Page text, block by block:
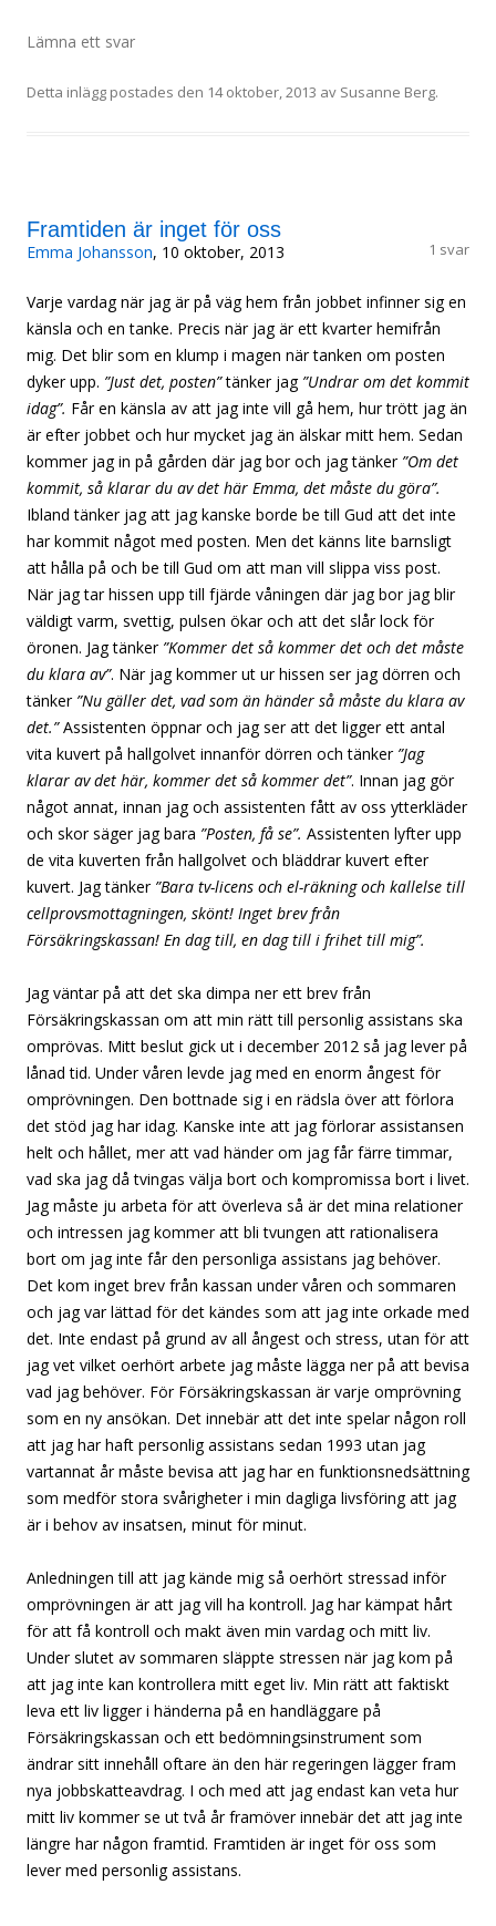
Lämna ett svar
Detta inlägg postades den 14 oktober, 2013 av Susanne Berg.
Framtiden är inget för oss
Emma Johansson, 10 oktober, 2013 1 svar
Varje vardag när jag är på väg hem från jobbet infinner sig en
känsla och en tanke. Precis när jag är ett kvarter hemifrån
mig. Det blir som en klump i magen när tanken om posten
dyker upp. ”Just det, posten”tänker jag ”Undrar om det kommit
idag”. Får en känsla av att jag inte vill gå hem, hur trött jag än
är efter jobbet och hur mycket jag än älskar mitt hem. Sedan
kommer jag in på gården där jag bor och jag tänker ”Om det
kommit, så klarar du av det här Emma, det måste du göra”.
Ibland tänker jag att jag kanske borde be till Gud att det inte
har kommit något med posten. Men det känns lite barnsligt
att hålla på och be till Gud om att man vill slippa viss post.
När jag tar hissen upp till fjärde våningen där jag bor jag blir
väldigt varm, svettig, pulsen ökar och att det slår lock för
öronen. Jag tänker ”Kommer det så kommer det och det måste
du klara av”. När jag kommer ut ur hissen ser jag dörren och
tänker ”Nu gäller det, vad som än händer så måste du klara av
det.”Assistenten öppnar och jag ser att det ligger ett antal
vita kuvert på hallgolvet innanför dörren och tänker ”Jag
klarar av det här, kommer det så kommer det”. Innan jag gör
något annat, innan jag och assistenten fått av oss ytterkläder
och skor säger jag bara ”Posten, få se”. Assistenten lyfter upp
de vita kuverten från hallgolvet och bläddrar kuvert efter
kuvert. Jag tänker ”Bara tv-licens och el-räkning och kallelse till
cellprovsmottagningen, skönt! Inget brev från
Försäkringskassan! En dag till, en dag till i frihet till mig”.
Jag väntar på att det ska dimpa ner ett brev från
Försäkringskassan om att min rätt till personlig assistans ska
omprövas. Mitt beslut gick ut i december 2012 så jag lever på
lånad tid. Under våren levde jag med en enorm ångest för
omprövningen. Den bottnade sig i en rädsla över att förlora
det stöd jag har idag. Kanske inte att jag förlorar assistansen
helt och hållet, mer att vad händer om jag får färre timmar,
vad ska jag då tvingas välja bort och kompromissa bort i livet.
Jag måste ju arbeta för att överleva så är det mina relationer
och intressen jag kommer att bli tvungen att rationalisera
bort om jag inte får den personliga assistans jag behöver.
Det kom inget brev från kassan under våren och sommaren
och jag var lättad för det kändes som att jag inte orkade med
det. Inte endast på grund av all ångest och stress, utan för att
jag vet vilket oerhört arbete jag måste lägga ner på att bevisa
vad jag behöver. För Försäkringskassan är varje omprövning
som en ny ansökan. Det innebär att det inte spelar någon roll
att jag har haft personlig assistans sedan 1993 utan jag
vartannat år måste bevisa att jag har en funktionsnedsättning
som medför stora svårigheter i min dagliga livsföring att jag
är i behov av insatsen, minut för minut.
Anledningen till att jag kände mig så oerhört stressad inför
omprövningen är att jag vill ha kontroll. Jag har kämpat hårt
för att få kontroll och makt även min vardag och mitt liv.
Under slutet av sommaren släppte stressen när jag kom på
att jag inte kan kontrollera mitt eget liv. Min rätt att faktiskt
leva ett liv ligger i händerna på en handläggare på
Försäkringskassan och ett bedömningsinstrument som
ändrar sitt innehåll oftare än den här regeringen lägger fram
nya jobbskatteavdrag. I och med att jag endast kan veta hur
mitt liv kommer se ut två år framöver innebär det att jag inte
längre har någon framtid. Framtiden är inget för oss som
lever med personlig assistans.